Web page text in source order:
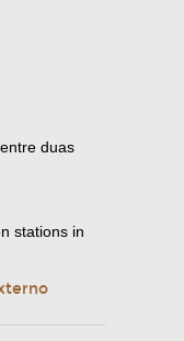
duas
stations in